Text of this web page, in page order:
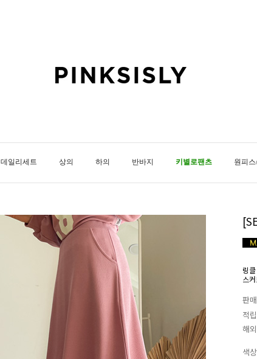
데일리세트 상의 하의 반바지 키별로팬츠 원피
링
스
판
적
해
색상